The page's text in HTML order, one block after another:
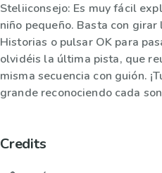
Steliiconsejo: Es muy fácil
niño pequeño. Basta con
Historias o pulsar OK para
olvidéis la última pista, que
misma secuencia con guión.
grande reconociendo cada
Credits